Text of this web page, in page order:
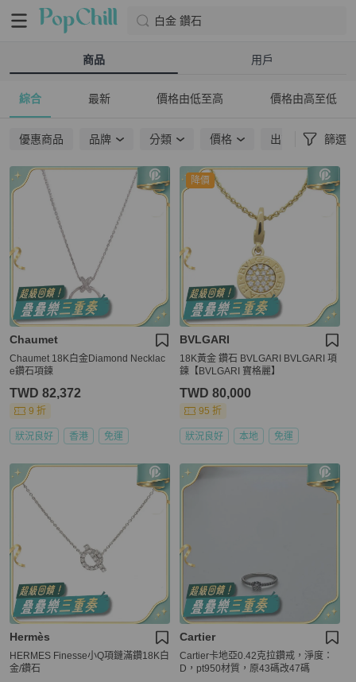
白金 鑽石
商品 用戶
綜合 最新 價格由低至高 價格由高至低
優惠商品 品牌 分類 價格 出貨地點 篩選
Chaumet
Chaumet 18K白金Diamond Necklac
e鑽石項鍊
TWD 82,372
9 折
狀況良好 香港 免運
降價
BVLGARI
18K黃金 鑽石 BVLGARI BVLGARI 項
鍊【BVLGARI 寶格麗】
TWD 80,000
95 折
狀況良好 本地 免運
Hermès
HERMES Finesse小Q項鏈滿鑽18K白
金/鑽石
Cartier
Cartier卡地亞0.42克拉鑽戒，淨度：
D，pt950材質，原43碼改47碼